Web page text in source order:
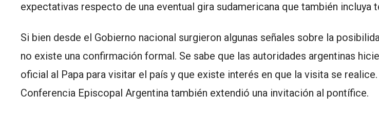
expectativas respecto de una eventual gira sudamericana que también incluya
Si bien desde el Gobierno nacional surgieron algunas señales sobre la
no existe una confirmación formal. Se sabe que las autoridades argentinas
oficial al Papa para visitar el país y que existe interés en que la visita se
Conferencia Episcopal Argentina también extendió una invitación al pontífice.